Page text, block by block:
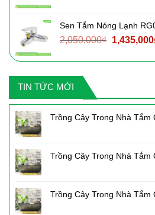
Sen Tắm Nóng Lạnh
2,050,000₫ Giá
là:
1,435,000
TIN TỨC MỚI
Trồng Cây Trong Nhà
Trồng Cây Trong Nhà Tắm
Trồng Cây Trong Nhà Tắm